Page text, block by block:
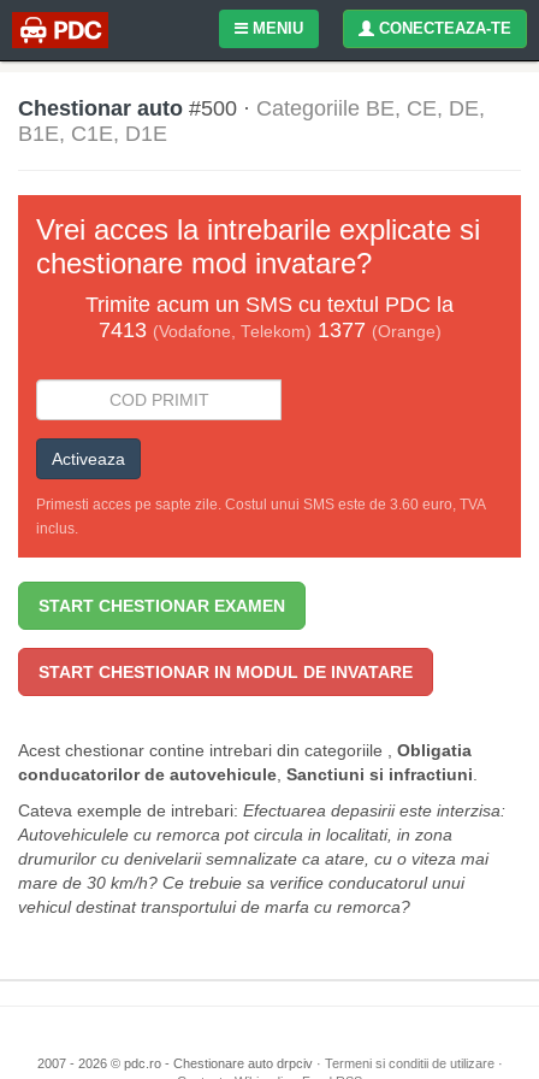
CONECTEAZA-TE
MENIU
Chestionar auto #500 · Categoriile BE, CE, DE,
B1E, C1E, D1E
Vrei acces la intrebarile explicate si
chestionare mod invatare?
Trimite acum un SMS cu textul PDC la
7413 (Vodafone, Telekom) 1377 (Orange)
Activeaza
Primesti acces pe sapte zile. Costul unui SMS este de 3.60 euro, TVA
inclus.
START CHESTIONAR EXAMEN
START CHESTIONAR IN MODUL DE INVATARE
Acest chestionar contine intrebari din categoriile
Obligatia
conducatorilor de autovehicule Sanctiuni si infractiuni
Cateva exemple de intrebari: Efectuarea depasirii este interzisa:
Autovehiculele cu remorca pot circula in localitati, in zona
drumurilor cu denivelarii semnalizate ca atare, cu o viteza mai
mare de 30 km/h? Ce trebuie sa verifice conducatorul unui
vehicul destinat transportului de marfa cu remorca?
2007 - 2026 © pdc.ro - Chestionare auto drpciv · Termeni si conditii de utilizare·